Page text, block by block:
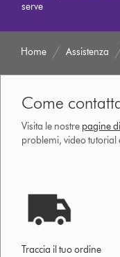
serve
Home Assistenza
Come
Visita le nostre pagine
problemi, video tutorial
Traccia il tuo ordine